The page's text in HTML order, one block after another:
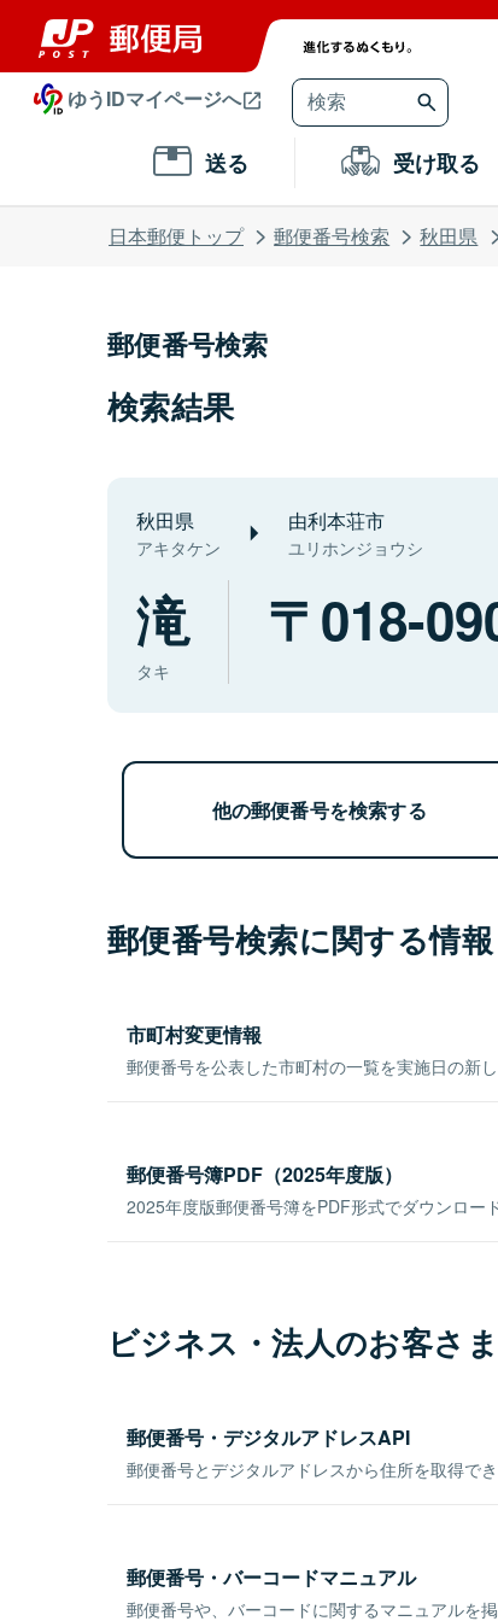
ゆうIDマイページへ
送る 受け取る
日本郵便トップ 郵便番号検索 秋田県
郵便番号検索
検索結果
秋田県
アキタケン
由利本荘市
ユリホンジョウシ
滝
タキ
018-
他の郵便番号を検索する
郵便番号検索に関する情報
市町村変更情報
郵便番号を公表した市町村の一覧を実施日の新
郵便番号簿PDF（2025年度版）
2025年度版郵便番号簿をPDF形式でダウンロー
ビジネス・法人のお客さ
郵便番号・デジタルアドレスAPI
郵便番号とデジタルアドレスから住所を取得でき
郵便番号・バーコードマニュアル
郵便番号や、バーコードに関するマニュアルを掲